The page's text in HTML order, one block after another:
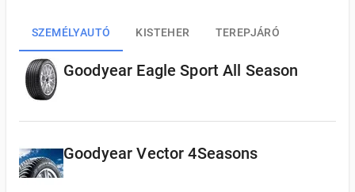
SZEMÉLYAUTÓ KISTEHER TEREPJÁRÓ
Goodyear Eagle Sport All Season
Goodyear Vector 4Seasons